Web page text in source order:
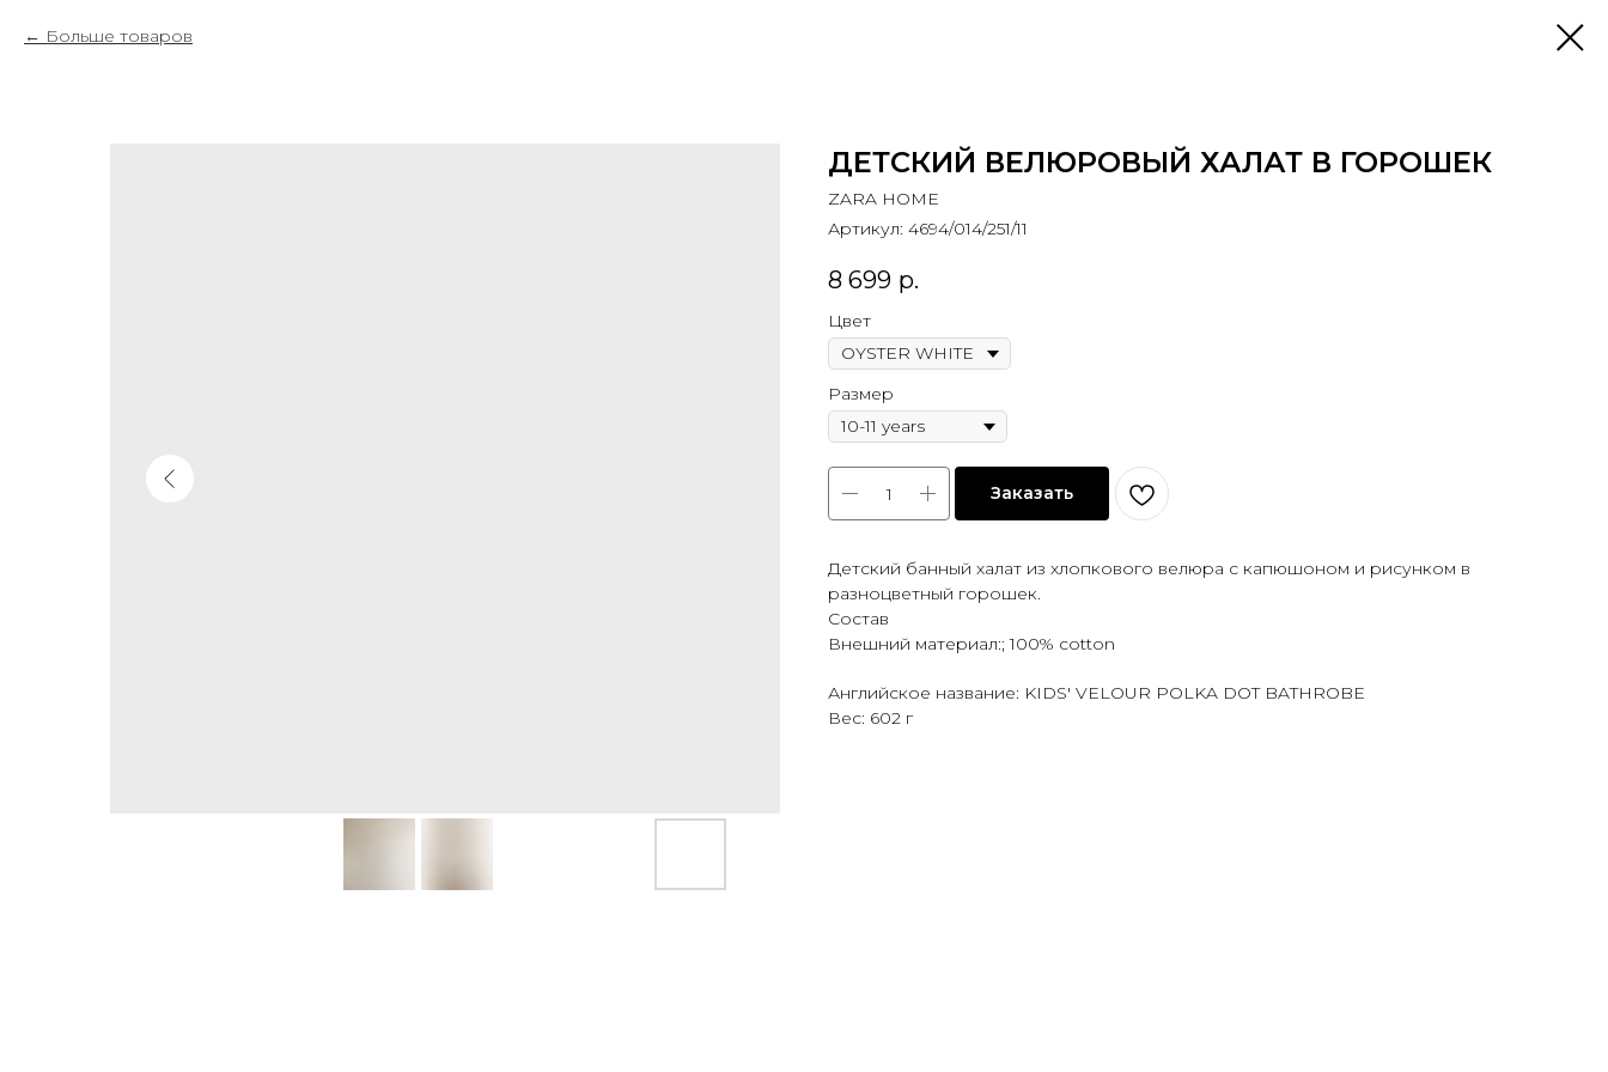
Больше товаров
ДЕТСКИЙ ВЕЛЮРОВЫЙ ХАЛАТ В ГОРОШЕК
ZARA HOME
Артикул: 4694/014/251/11
8 699 р.
Цвет
Размер
Заказать
Детский банный халат из хлопкового велюра с капюшоном и рисунком в
разноцветный горошек.
Состав
Внешний материал:; 100% cotton
Английское название: KIDS' VELOUR POLKA DOT BATHROBE
Вес: 602 г